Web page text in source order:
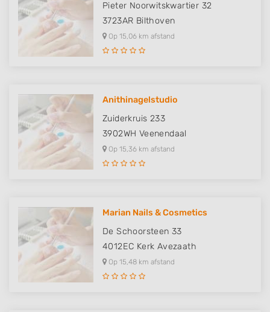
Pieter Noorwitskwartier 32
3723AR Bilthoven
Op 15,06 km afstand
Anithinagelstudio
Zuiderkruis 233
3902WH Veenendaal
Op 15,36 km afstand
Marian Nails & Cosmetics
De Schoorsteen 33
4012EC Kerk Avezaath
Op 15,48 km afstand